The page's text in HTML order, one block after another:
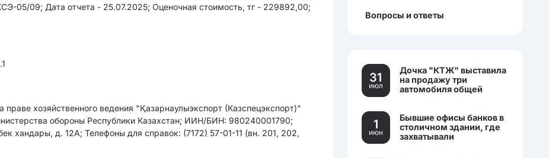
05/09; Дата отчета - 25.07.2025; Оценочная cтоимоcть, тг - 229892,00;
праве хозяйственного ведения "Қазарнаулыэкспорт (Казспецэкспорт)"
обороны Республики Казахстан; ИИН/БИН: 980240001790;
хандары, д. 12А; Телефоны для справок: (7172) 57-01-11 (вн. 201, 202,
Вопросы и ответы
31
июл
Дочка "КТЖ" выставила
на продажу три
автомобиля общей
1
июн
Бывшие офисы банков в
столичном здании, где
захватывали